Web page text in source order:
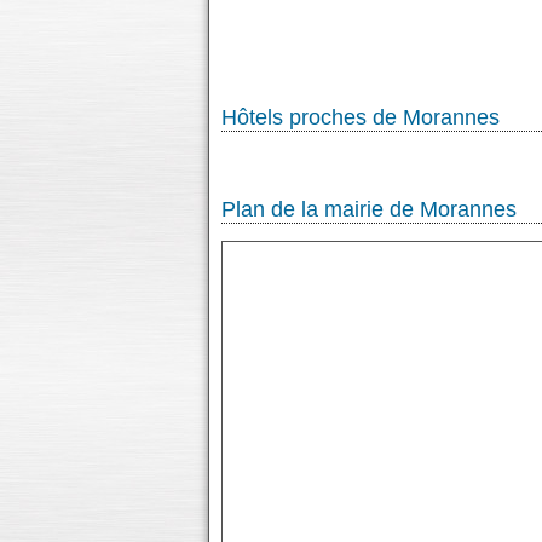
Hôtels proches de Morannes
Plan de la mairie de Morannes